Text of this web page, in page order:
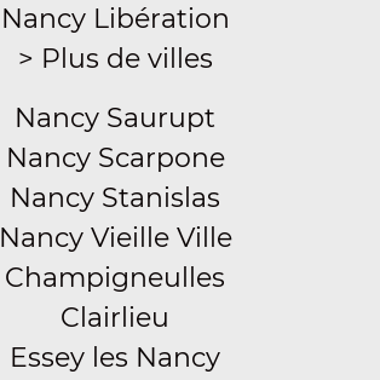
Nancy Libération
> Plus de villes
Nancy Saurupt
Nancy Scarpone
Nancy Stanislas
Nancy Vieille Ville
Champigneulles
Clairlieu
Essey les Nancy